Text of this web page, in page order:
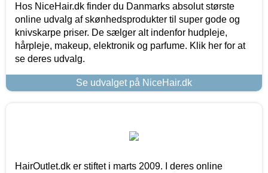
Hos NiceHair.dk finder du Danmarks absolut største
online udvalg af skønhedsprodukter til super gode og
knivskarpe priser. De sælger alt indenfor hudpleje,
hårpleje, makeup, elektronik og parfume. Klik her for at
se deres udvalg.
Se udvalget på NiceHair.dk
HairOutlet.dk er stiftet i marts 2009. I deres online